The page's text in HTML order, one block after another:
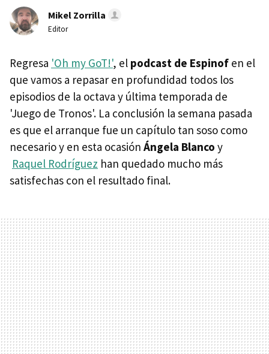
Mikel Zorrilla
Editor
Regresa 'Oh my GoT!', el podcast de Espinof en el
que vamos a repasar en profundidad todos los
episodios de la octava y última temporada de
'Juego de Tronos'. La conclusión la semana pasada
es que el arranque fue un capítulo tan soso como
necesario y en esta ocasión Ángela Blanco y
Raquel Rodríguez han quedado mucho más
satisfechas con el resultado final.